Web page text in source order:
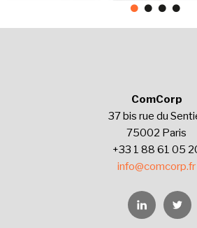
ComCorp
37 bis rue du
75002 Paris
+33 1 88 61 05
info@comcorp.fr
Linkedin